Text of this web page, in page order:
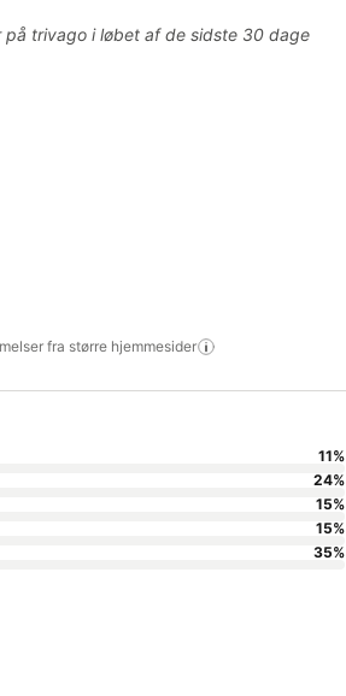
på trivago i løbet af de sidste 30 dage
fra større hjemmesider
11%
24%
15%
15%
35%